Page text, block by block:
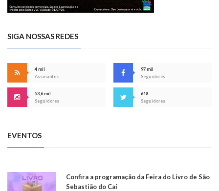
SIGA NOSSAS REDES
4 mil
Assinantes
97 mil
Seguidores
53,6 mil
Seguidores
618
Seguidores
EVENTOS
Confira a programação da Feira do Livro de São
Sebastião do Caí